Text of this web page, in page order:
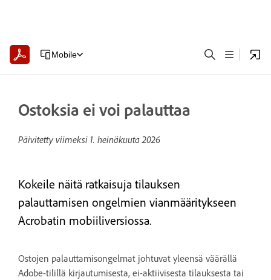
Mobile
Ostoksia ei voi palauttaa
Päivitetty viimeksi 1. heinäkuuta 2026
Kokeile näitä ratkaisuja tilauksen
palauttamisen ongelmien vianmääritykseen
Acrobatin mobiiliversiossa.
Ostojen palauttamisongelmat johtuvat yleensä väärällä
Adobe-tilillä kirjautumisesta, ei-aktiivisesta tilauksesta tai